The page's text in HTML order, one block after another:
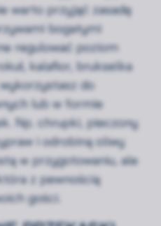
warto przyjąć zasadę
bogatymi
regulować poziom
kalafior, brukselka
do
lub w formie
Np. chrupki, pieczony
i odrobiną oliwy
w przygotowaniu, ale
z pewnością
gości.